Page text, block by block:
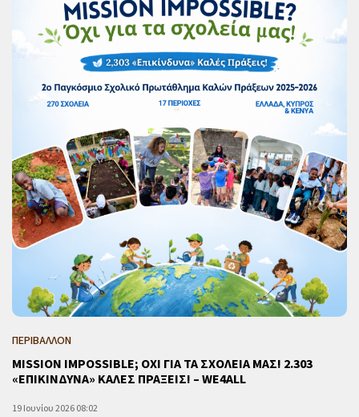
ΠΕΡΙΒΑΛΛΟΝ
MISSION IMPOSSIBLE; ΟΧΙ ΓΙΑ ΤΑ ΣΧΟΛΕΙΑ ΜΑΣ! 2.303
«ΕΠΙΚΙΝΔΥΝΑ» ΚΑΛΕΣ ΠΡΑΞΕΙΣ! – WE4ALL
19 Ιουνίου 2026 08:02